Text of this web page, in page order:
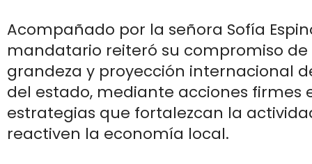
Acompañado por la señora Sofía
mandatario reiteró su compromiso
grandeza y proyección internacional
del estado, mediante acciones firmes
estrategias que fortalezcan la
reactiven la economía local.